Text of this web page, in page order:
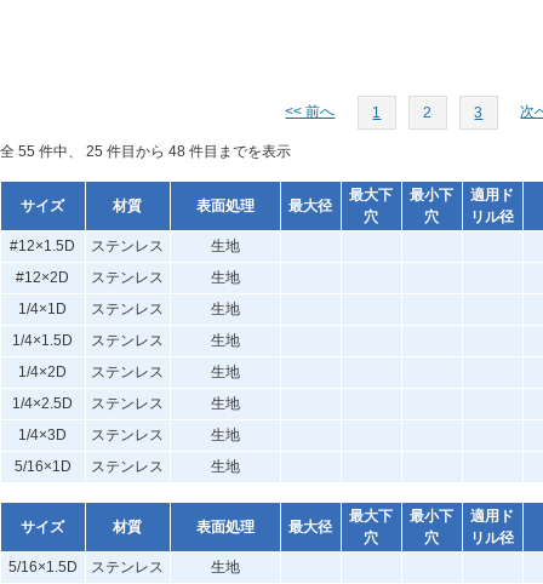
<< 前へ 1 2 3 次
全 55 件中、 25 件目から 48 件目までを表示
サイズ 材質 表面処理 最大径
最大下
穴
最小下
穴
適用ド
リル径
#12×1.5D
ステンレス
生地
#12×2D
ステンレス
生地
1/4×1D
ステンレス
生地
1/4×1.5D
ステンレス
生地
1/4×2D
ステンレス
生地
1/4×2.5D
ステンレス
生地
1/4×3D
ステンレス
生地
5/16×1D
ステンレス 生地
サイズ 材質 表面処理 最大径
最大下
穴
最小下
穴
適用ド
リル径
5/16×1.5D
ステンレス 生地